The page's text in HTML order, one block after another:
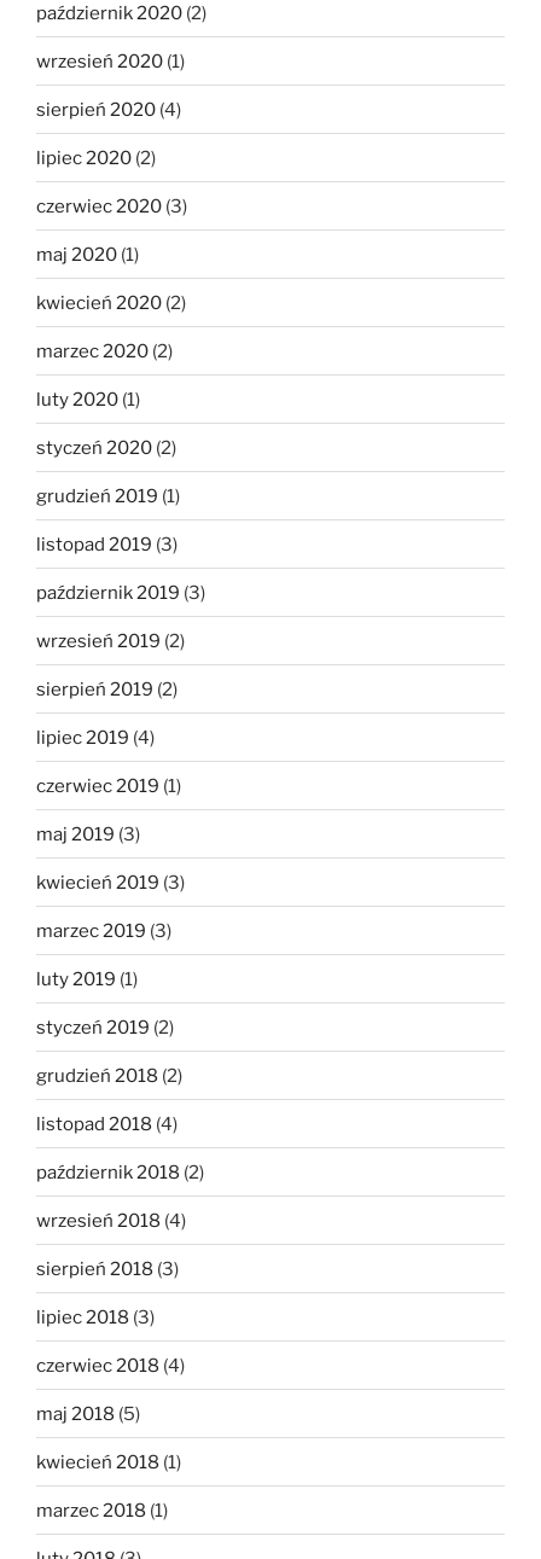
październik 2020 (2)
wrzesień 2020 (1)
sierpień 2020 (4)
lipiec 2020 (2)
czerwiec 2020 (3)
maj 2020 (1)
kwiecień 2020 (2)
marzec 2020 (2)
luty 2020 (1)
styczeń 2020 (2)
grudzień 2019 (1)
listopad 2019 (3)
październik 2019 (3)
wrzesień 2019 (2)
sierpień 2019 (2)
lipiec 2019 (4)
czerwiec 2019 (1)
maj 2019 (3)
kwiecień 2019 (3)
marzec 2019 (3)
luty 2019 (1)
styczeń 2019 (2)
grudzień 2018 (2)
listopad 2018 (4)
październik 2018 (2)
wrzesień 2018 (4)
sierpień 2018 (3)
lipiec 2018 (3)
czerwiec 2018 (4)
maj 2018 (5)
kwiecień 2018 (1)
marzec 2018 (1)